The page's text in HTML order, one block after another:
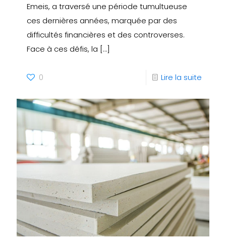
Emeis, a traversé une période tumultueuse
ces dernières années, marquée par des
difficultés financières et des controverses.
Face à ces défis, la […]
0 Lire la suite